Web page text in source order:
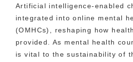
Artificial intelligence-enabled
integrated into online mental
(OMHCs), reshaping how
provided. As mental health
is vital to the sustainability of